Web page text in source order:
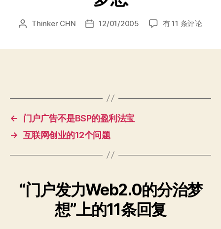
文 Thinker CHN
发 12/01/2005
门
治
有 11 条评论
←
门户广告不是BSP的盈利法宝
→ 互联网创业的12个问题
“门户发力Web2.0的分治梦
想”上的11条回复